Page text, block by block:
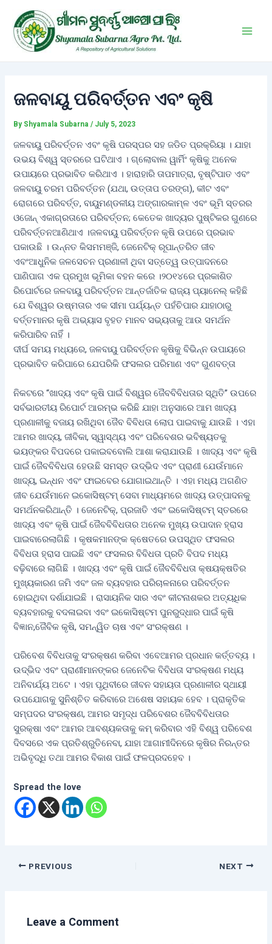
content
ଜଳବାୟୁ ପରିବର୍ତ୍ତନ ଏବଂ କୃଷି
By Shyamala Subarna/ July 5, 2023
ଜଳବାୟୁ ପରିବର୍ତ୍ତନ ଏବଂ କୃଷି ପରସ୍ପର ସହ ଜଡିତ ପ୍ରକ୍ରିୟା । ଯାହା
ଉଭୟ ବିଶ୍ୱ ସ୍ତରରେ ଘଟିଥାଏ । ଗ୍ଲୋବାଲ ୱାର୍ମିଂ କୃଷିକୁ ଅନେକ
ଉପାୟରେ ପ୍ରଭାବିତ କରିଥାଏ । ହାରାହାରି ତାପମାତ୍ରା, ବୃଷ୍ଟିପାତ ଏବଂ
ଜଳବାୟୁ ଚରମ ପରିବର୍ତ୍ତନ (ଯଥା, ଉତ୍ତାପ ତରଙ୍ଗ), କୀଟ ଏବଂ
ରୋଗରେ ପରିବର୍ତ୍ତ, ବାୟୁମଣ୍ଡଳୀୟ ଅଙ୍ଗାରକାମ୍ଳ ଏବଂ ଭୂମି ସ୍ତରର
ଓଜୋନ୍‌ ଏକାଗ୍ରତାରେ ପରିବର୍ତ୍ତନ; କେତେକ ଖାଦ୍ୟର ପୁଷ୍ଟିକର ଗୁଣରେ
ପରିବର୍ତ୍ତନଆଣିଥାଏ ।ଜଳବାୟୁ ପରିବର୍ତ୍ତନ କୃଷି ଉପରେ ପ୍ରଭାବ
ପକାଉଛି । ଉନ୍ନତ କିସମମଞ୍ଜି, ଜେନେଟିକ୍‌ ରୂପାନ୍ତରିତ ଜୀବ
ଏବଂଆଧୁନିକ ଜଳସେଚନ ପ୍ରଣାଳୀ ଥିବା ସତ୍ତେ୍ୱ ଉତ୍ପାଦନରେ
ପାଣିପାଗ ଏକ ପ୍ରମୁଖ ଭୂମିକା ବହନ କରେ ।୨୦୧୪ରେ ପ୍ରକାଶିତ
ରିପୋର୍ଟରେ ଜଳବାୟୁ ପରିବର୍ତ୍ତନ ଆନ୍ତର୍ଜାତିକ ରାଜ୍ୟ ପ୍ୟାନେଲ୍‌ କହିଛି
ଯେ ବିଶ୍ୱର ଉଷ୍ମତାର ଏକ ସୀମା ପର୍ଯ୍ୟନ୍ତ ପହଁଚିପାର ଯାହାଠାରୁ
ବର୍ତ୍ତମାନର କୃଷି ଅଭ୍ୟାସ ବୃହତ ମାନବ ସଭ୍ୟତାକୁ ଆଉ ସମର୍ଥନ
କରିପାରିବ ନାହିଁ ।
ଦୀର୍ଘ ସମୟ ମଧ୍ୟରେ, ଜଳବାୟୁ ପରିବର୍ତ୍ତନ କୃଷିକୁ ବିଭିନ୍ନ ଉପାୟରେ
ପ୍ରଭାବିତ କରିପାରେ ଯେପରିକି ଫସଲର ପରିମାଣ ଏବଂ ଗୁଣବତ୍ତା
ନିକଟରେ “ଖାଦ୍ୟ ଏବଂ କୃଷି ପାଇଁ ବିଶ୍ୱର ଜୈବବିବିଧତାର ସ୍ଥିତି” ଉପରେ
ସର୍ବଭାରତୀୟ ରିପୋର୍ଟ ଆରମ୍ଭ କରିଛି ଯାହା ଅନୁସାରେ ଆମ ଖାଦ୍ୟ
ପ୍ରଣାଳୀକୁ ବଜାୟ ରଖିଥିବା ଜୈବ ବିବିଧତା ଲୋପ ପାଇବାକୁ ଯାଉଛି । ଏହା
ଆମର ଖାଦ୍ୟ, ଜୀବିକା, ସ୍ୱାସ୍ଥ୍ୟ ଏବଂ ପରିବେଶର ଭବିଷ୍ୟତକୁ
ଭୟଙ୍କର ବିପଦରେ ପକାଇବବୋଲି ଆଶା କରାଯାଉଛି । ଖାଦ୍ୟ ଏବଂ କୃଷି
ପାଇଁ ଜୈବବିବିଧତା ହେଉଛି ସମସ୍ତ ଉଦ୍ଭିଦ ଏବଂ ପ୍ରାଣୀ ଯେଉଁମାନେ
ଖାଦ୍ୟ, ଇନ୍ଧନ ଏବଂ ଫାଇବେର ଯୋଗାଇଥାନ୍ତି । ଏହା ମଧ୍ୟ ଅଗଣିତ
ଜୀବ ଯେଉଁମାନେ ଇକୋସିଷ୍ଟମ୍‌ ସେବା ମାଧ୍ୟମରେ ଖାଦ୍ୟ ଉତ୍ପାଦନକୁ
ସମର୍ଥନକରିଥାନ୍ତି । ଜେନେଟିକ୍‌, ପ୍ରଜାତି ଏବଂ ଇକୋସିଷ୍ଟମ୍‌ ସ୍ତରରେ
ଖାଦ୍ୟ ଏବଂ କୃଷି ପାଇଁ ଜୈବବିବିଧତାର ଅନେକ ମୁଖ୍ୟ ଉପାଦାନ ହ୍ରାସ
ପାଇବାରେଲାଗିଛି । କୃଷକମାନଙ୍କ କ୍ଷେତରେ ଉପସ୍ଥିତ ଫସଲର
ବିବିଧତା ହ୍ରାସ ପାଇଛି ଏବଂ ଫସଲର ବିବିଧତା ପ୍ରତି ବିପଦ ମଧ୍ୟ
ବଢ଼ିବାରେ ଲାଗିଛି । ଖାଦ୍ୟ ଏବଂ କୃଷି ପାଇଁ ଜୈବବିବିଧତା କ୍ଷୟକ୍ଷତିର
ମୁଖ୍ୟକାରଣ ଜମି ଏବଂ ଜଳ ବ୍ୟବହାର ପରିଚାଳନାରେ ପରିବର୍ତ୍ତନ
ହୋଇଥିବା ଦର୍ଶାଯାଇଛି । ରାସାୟନିକ ସାର ଏବଂ କୀଟନାଶକର ଅତ୍ୟଧିକ
ବ୍ୟବହାରକୁ ବଦଳାଇବା ଏବଂ ଇକୋସିଷ୍ଟମ ପୁନରୁଦ୍ଧାର ପାଇଁ କୃଷି
ବିଜ୍ଞାନ,ଜୈବିକ କୃଷି, ସମନ୍ୱିତ ଚାଷ ଏବଂ ସଂରକ୍ଷଣ ।
ପରିବେଶ ବିବିଧତାକୁ ସଂରକ୍ଷଣ କରିବା ଏବେଆମର ପ୍ରଧାନ କର୍ତ୍ତବ୍ୟ ।
ଉଦ୍ଭିଦ ଏବଂ ପ୍ରାଣୀମାନଙ୍କର ଜେନେଟିକ ବିବିଧତା ସଂରକ୍ଷଣ ମଧ୍ୟ
ଅନିବାର୍ଯ୍ୟ ଅଟେ । ଏହା ପୃଥିବୀରେ ଜୀବନ ସହାୟତା ପ୍ରଣାଳୀର ସ୍ଥାୟୀ
ଉପଯୋଗକୁ ସୁନିଶ୍ଚିତ କରିବାରେ ଅଶେଷ ସହାୟକ ହେବ । ପ୍ରାକୃତିକ
ସମ୍ପଦର ସଂରକ୍ଷଣ, ଆମର ସମୃଦ୍ଧ ପରିବେଶର ଜୈବବିବିଧତାର
ସୁରକ୍ଷା ଏବଂ ଆମର ଆବଶ୍ୟକତାକୁ କମ୍‌ କରିବାର ଏହି ବିଶ୍ୱ ପରିବେଶ
ଦିବସରେ ଏକ ପ୍ରତିଶ୍ରୁତିନେବା, ଯାହା ଆଗାମୀଦିନରେ କୃଷିର ନିରନ୍ତର
ଅଭିବୃଦ୍ଧି ତଥା ଆମର ବିକାଶ ପାଇଁ ଫଳପ୍ରଦହେବ ।
Spread the love
navigation
PREVIOUS NEXT
Leave a Comment